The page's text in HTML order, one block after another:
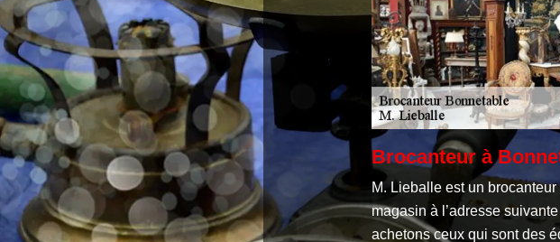
Brocanteur à
M. Lieballe est un
magasin à l’adresse
achetons ceux qui sont des